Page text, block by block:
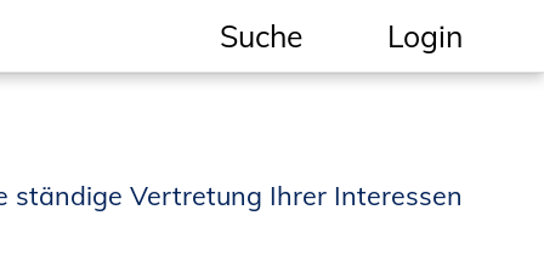
Suche
Informationen für
Login
ständige Vertretung Ihrer Interessen